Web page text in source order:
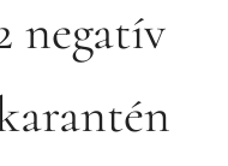
negatív